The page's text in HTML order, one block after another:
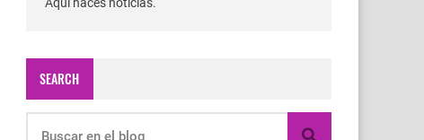
SEARCH